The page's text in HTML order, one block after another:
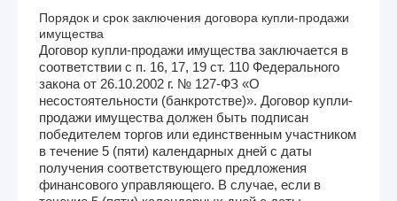
Порядок и срок заключения договора купли-продажи
имущества
Договор купли-продажи имущества заключается в
соответствии с п. 16, 17, 19 ст. 110 Федерального
закона от 26.10.2002 г. № 127-ФЗ «О
несостоятельности (банкротстве)». Договор купли-
продажи имущества должен быть подписан
победителем торгов или единственным участником
в течение 5 (пяти) календарных дней с даты
получения соответствующего предложения
финансового управляющего. В случае, если в